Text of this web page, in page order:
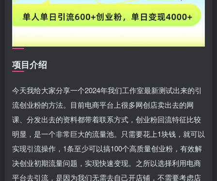
项目介绍
今天我给大家分享一个2024年我们工作室最新测试出来的引
流创业粉的方法。目前电商平台上很多网创店卖出去的网
课、分发出去的资料都带着联系方式，创业粉回流特征比较
明显，是一个非常巨大的流量池。只需要花上1块钱，就可以
实现引流操作，1条至少可以搞100个高质量创业粉，有效解
决创业初期流量问题，实现快速变现。之所以选择利用电商
平台去引流，是因为我们无需去自己开店铺，不需要考虑店